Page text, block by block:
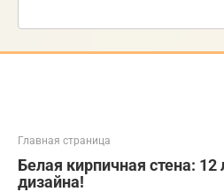
Поиск:
Главная страница
Белая кирпичная стена:
дизайна!